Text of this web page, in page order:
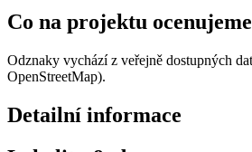
Co na projektu ocenujeme
Odznaky vychází z veřejně dostupných
OpenStreetMap).
Detailní informace